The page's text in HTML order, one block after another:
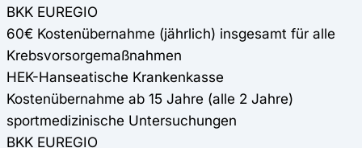
BKK EUREGIO
60€ Kostenübernahme (jährlich) insgesamt für alle
Krebsvorsorgemaßnahmen
HEK-Hanseatische Krankenkasse
Kostenübernahme ab 15 Jahre (alle 2 Jahre)
sportmedizinische Untersuchungen
BKK EUREGIO